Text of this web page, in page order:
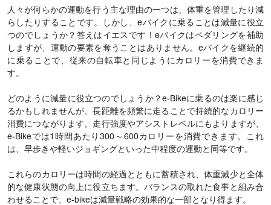
人々が何らかの運動を行う主な理由の一つは、体重を管理したり減
らしたりすることです。しかし、eバイクに乗ることは減量に役立
つのでしょうか？答えはイエスです！eバイクはペダリングを補助
しますが、運動の要素を奪うことはありません。eバイクを継続的
に乗ることで、従来の自転車と同じようにカロリーを消費できま
す。
どのように減量に役立つのでしょうか？e-Bikeに乗るのは楽に感じ
るかもしれませんが、長距離を頻繁に走ることで持続的なカロリー
消費につながります。走行強度やアシストレベルにもよりますが、
e-Bikeでは1時間あたり300～600カロリーを消費できます。これ
は、早歩きや軽いジョギングといった中程度の運動と同等です。
これらのカロリーは時間の経過とともに蓄積され、体重減少と全体
的な健康状態の向上に役立ちます。バランスの取れた食事と組み合
わせることで、e-bikeは減量戦略の効果的な一部となり得ます。